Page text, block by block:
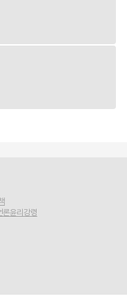
론윤리강령